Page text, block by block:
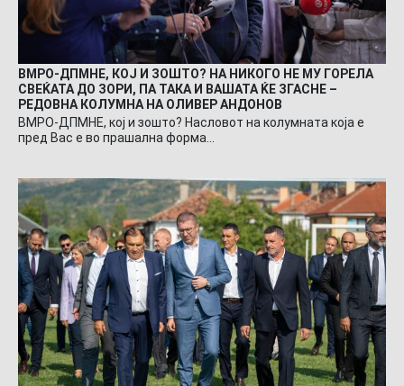
ВМРО-ДПМНЕ, КОЈ И ЗОШТО? НА НИКОГО НЕ МУ ГОРЕЛА
СВЕЌАТА ДО ЗОРИ, ПА ТАКА И ВАШАТА ЌЕ ЗГАСНЕ –
РЕДОВНА КОЛУМНА НА ОЛИВЕР АНДОНОВ
ВМРО-ДПМНЕ, кој и зошто? Насловот на колумната која е
пред Вас е во прашална форма…